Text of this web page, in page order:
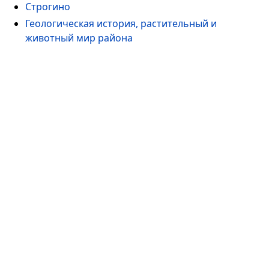
Строгино
Геологическая история, растительный и
животный мир района